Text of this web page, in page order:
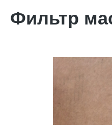
Фильтр
Пропустить галерею